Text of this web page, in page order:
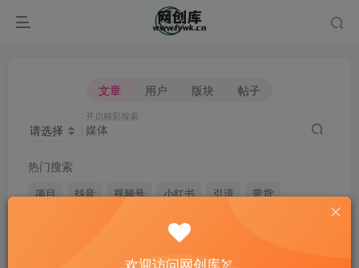
文章 用户 版块 帖子
请选择
开启精彩搜索
热门搜索
项目 抖音 视频号 小红书 引流
带货
闲鱼
拼多多
欢迎访问网创库🏹